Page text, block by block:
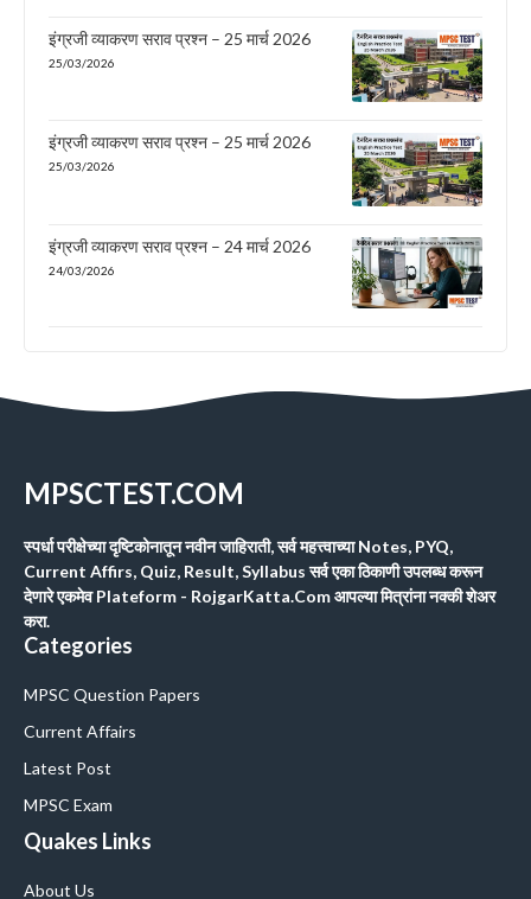
इंग्रजी व्याकरण सराव प्रश्न – 25 मार्च 2026
25/03/2026
इंग्रजी व्याकरण सराव प्रश्न – 25 मार्च 2026
25/03/2026
इंग्रजी व्याकरण सराव प्रश्न – 24 मार्च 2026
24/03/2026
MPSCTEST.COM
स्पर्धा परीक्षेच्या दृष्टिकोनातून नवीन जाहिराती, सर्व महत्त्वाच्या Notes, PYQ,
Current Affirs, Quiz, Result, Syllabus सर्व एका ठिकाणी उपलब्ध करून
देणारे एकमेव Plateform - RojgarKatta.Com आपल्या मित्रांना नक्की शेअर
करा.
Categories
MPSC Question Papers
Current Affairs
Latest Post
MPSC Exam
Quakes Links
About Us